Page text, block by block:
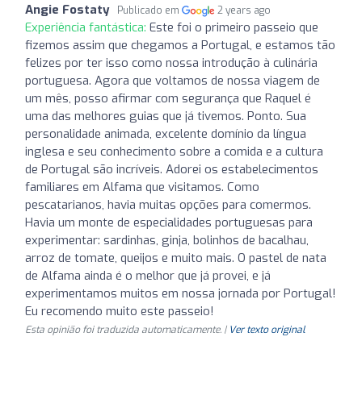
Angie Fostaty Publicado em 2 years ago
Experiência fantástica: Este foi o primeiro passeio que
fizemos assim que chegamos a Portugal, e estamos tão
felizes por ter isso como nossa introdução à culinária
portuguesa. Agora que voltamos de nossa viagem de
um mês, posso afirmar com segurança que Raquel é
uma das melhores guias que já tivemos. Ponto. Sua
personalidade animada, excelente domínio da língua
inglesa e seu conhecimento sobre a comida e a cultura
de Portugal são incríveis. Adorei os estabelecimentos
familiares em Alfama que visitamos. Como
pescatarianos, havia muitas opções para comermos.
Havia um monte de especialidades portuguesas para
experimentar: sardinhas, ginja, bolinhos de bacalhau,
arroz de tomate, queijos e muito mais. O pastel de nata
de Alfama ainda é o melhor que já provei, e já
experimentamos muitos em nossa jornada por Portugal!
Eu recomendo muito este passeio!
Esta opinião foi traduzida automaticamente. | Ver texto original